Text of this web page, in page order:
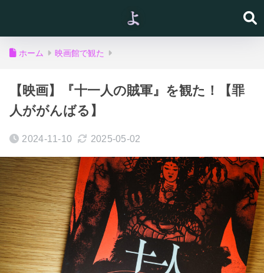
ホーム 映画館で観た
【映画】『十一人の賊軍』を観た！【罪
人ががんばる】
2024-11-10 2025-05-02